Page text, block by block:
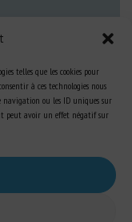
telles que les cookies pour
à ces technologies nous
navigation ou les ID uniques sur
peut avoir un effet négatif sur